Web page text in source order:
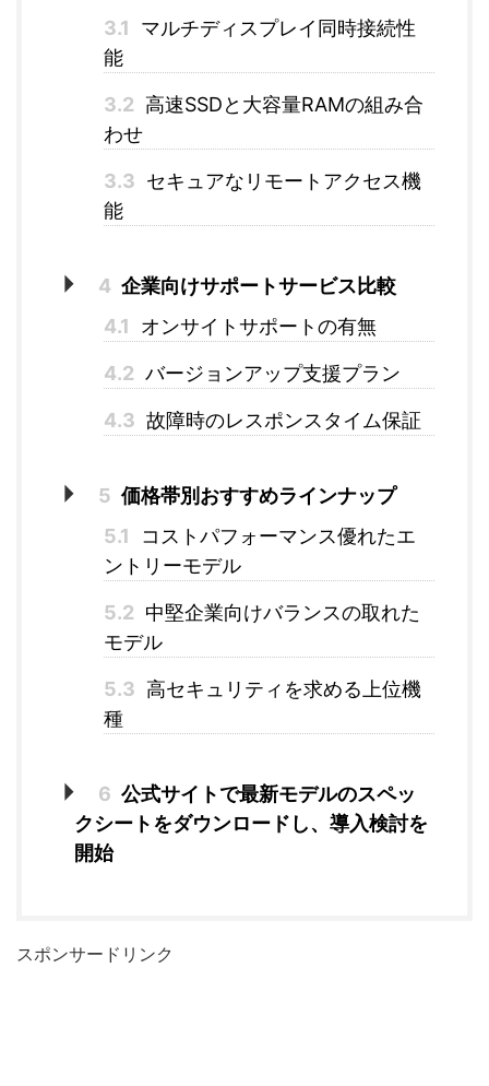
3.1
マルチディスプレイ同時接続性
能
3.2 高速SSDと大容量RAMの組み合
わせ
3.3 セキュアなリモートアクセス機
能
4 企業向けサポートサービス比較
4.1
オンサイトサポートの有無
4.2 バージョンアップ支援プラン
4.3 故障時のレスポンスタイム保証
5 価格帯別おすすめラインナップ
5.1
コストパフォーマンス優れたエ
ントリーモデル
5.2 中堅企業向けバランスの取れた
モデル
5.3 高セキュリティを求める上位機
種
6 公式サイトで最新モデルのスペッ
クシートをダウンロードし、導入検討を
開始
スポンサードリンク